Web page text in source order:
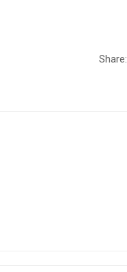
Share: